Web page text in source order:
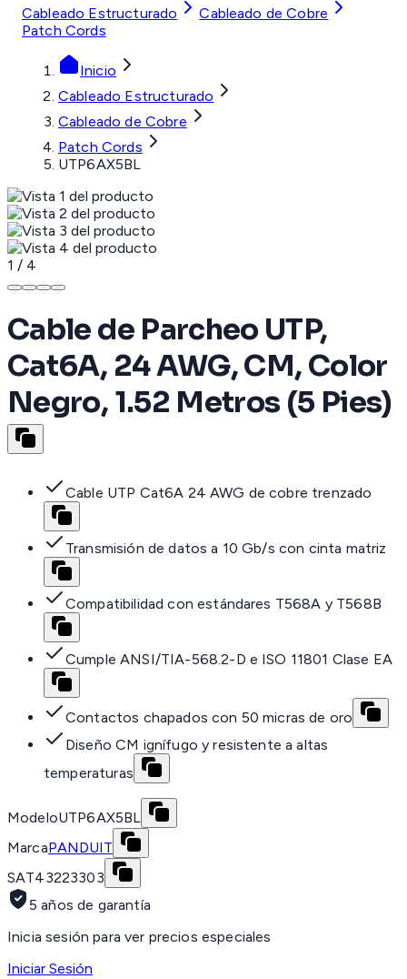
Cableado Estructurado
Cableado de Cobre
Patch Cords
Inicio
Cableado Estructurado
Cableado de Cobre
Patch Cords
UTP6AX5BL
1 / 4
Cable de Parcheo UTP,
Cat6A, 24 AWG, CM, Color
Negro, 1.52 Metros (5 Pies)
Cable UTP Cat6A 24 AWG de cobre trenzado
Transmisión de datos a 10 Gb/s con cinta matriz
Compatibilidad con estándares T568A y T568B
Cumple ANSI/TIA-568.2-D e ISO 11801 Clase EA
Contactos chapados con 50 micras de oro
Diseño CM ignífugo y resistente a altas
temperaturas
ModeloUTP6AX5BL
MarcaPANDUIT
SAT43223303
5 años de garantía
Inicia sesión para ver precios especiales
Iniciar Sesión